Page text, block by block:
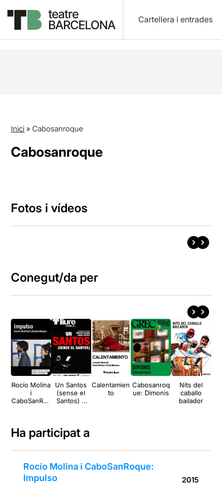
Cartellera i entrades
Inici » Cabosanroque
Cabosanroque
Fotos i vídeos
Conegut/da per
Rocío Molina
i
CaboSanRoq
Un Santos
(sense el
Santos) o
Calentamien
to
Cabosanroq
ue: Dimonis
Nits del
caballo
bailador
Ha participat a
Rocío Molina i CaboSanRoque:
Impulso
2015